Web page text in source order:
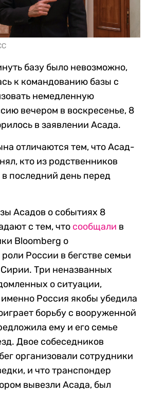
базу было невозможно,
к командованию базы с
немедленную
вечером в воскресенье, 8
в заявлении Асада.
отличаются тем, что Асад-
кто из родственников
последний день перед
Асадов о событиях 8
с тем, что сообщали в
Bloomberg о
России в бегстве семьи
Три неназванных
о ситуации,
Россия якобы убедила
борьбу с вооруженной
ему и его семье
Двое собеседников
организовали сотрудники
и что транспондер
вывезли Асада, был